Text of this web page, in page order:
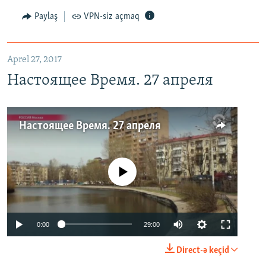
Paylaş VPN-siz açmaq
Aprel 27, 2017
Настоящее Время. 27 апреля
Настоящее Время. 27 апреля
No media source currently available
0:00 29:00
Direct-ə keçid